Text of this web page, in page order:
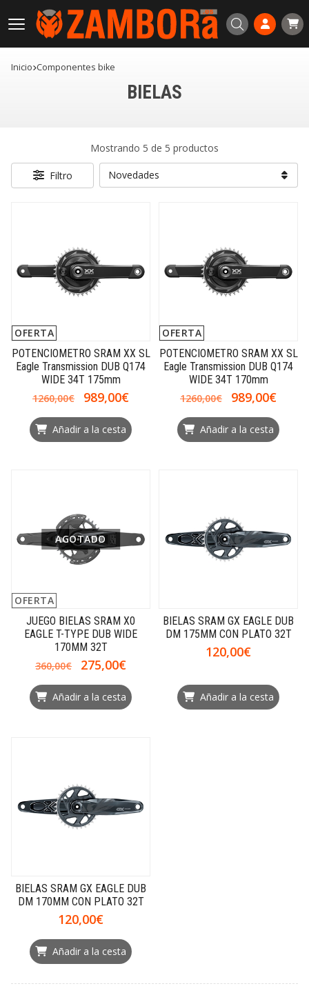
Buscar
Inicio componentes bike
BIELAS
Mostrando 5 de 5 productos
Filtro
OFERTA
POTENCIOMETRO SRAM XX SL
Eagle Transmission DUB Q174
WIDE 34T 175mm
1260,00€
989,00€
Añadir a la cesta
OFERTA
POTENCIOMETRO SRAM XX SL
Eagle Transmission DUB Q174
WIDE 34T 170mm
1260,00€
989,00€
Añadir a la cesta
OFERTA
AGOTADO
JUEGO BIELAS SRAM X0
EAGLE T-TYPE DUB WIDE
170MM 32T
360,00€
275,00€
Añadir a la cesta
BIELAS SRAM GX EAGLE DUB
DM 175MM CON PLATO 32T
120,00€
Añadir a la cesta
BIELAS SRAM GX EAGLE DUB
DM 170MM CON PLATO 32T
120,00€
Añadir a la cesta